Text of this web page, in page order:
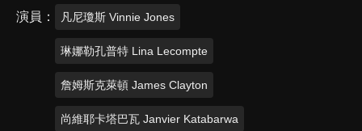
演員 凡尼瓊斯 Vinnie Jones
琳娜勒孔普特 Lina Lecompte
詹姆斯克萊頓 James Clayton
尚維耶卡塔巴瓦 Janvier Katabarwa